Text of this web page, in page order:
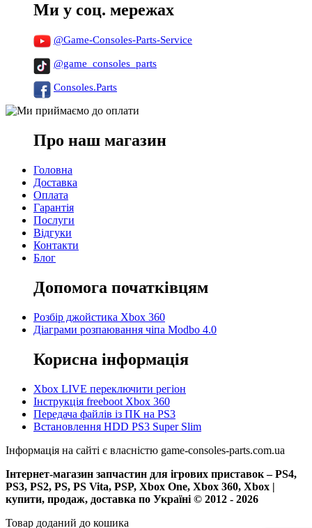
Ми у соц. мережах
@Game-Consoles-Parts-Service
@game_consoles_parts
Consoles.Parts
Про наш магазин
Головна
Доставка
Оплата
Гарантія
Послуги
Відгуки
Контакти
Блог
Допомога початківцям
Розбір джойстика Xbox 360
Діаграми розпаювання чіпа Modbo 4.0
Корисна інформація
Xbox LIVE переключити регіон
Інструкція freeboot Xbox 360
Передача файлів із ПК на PS3
Встановлення HDD PS3 Super Slim
Інформація на сайті є власністю game-consoles-parts.com.ua
Інтернет-магазин запчастин для ігрових приставок – PS4,
PS3, PS2, PS, PS Vita, PSP, Xbox One, Xbox 360, Xbox |
купити, продаж, доставка по Україні © 2012 - 2026
Товар доданий до кошика